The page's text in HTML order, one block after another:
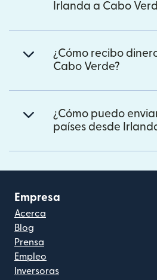
Irlanda a Cabo
¿Cómo recibo
Cabo Verde?
¿Cómo puedo
países desde
Empresa
Acerca
Blog
Prensa
Empleo
Inversoras